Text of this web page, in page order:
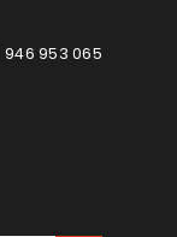
946 953 065